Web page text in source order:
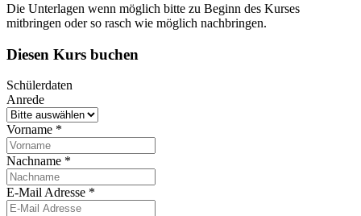
Die Unterlagen wenn möglich bitte zu Beginn des Kurses
mitbringen oder so rasch wie möglich nachbringen.
Diesen Kurs buchen
Schülerdaten
Anrede
Vorname *
Nachname *
E-Mail Adresse *